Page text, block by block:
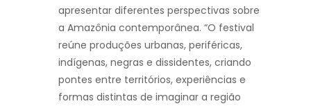
apresentar diferentes perspectivas sobre
a Amazônia contemporânea. “O festival
reúne produções urbanas, periféricas,
indígenas, negras e dissidentes, criando
pontes entre territórios, experiências e
formas distintas de imaginar a região